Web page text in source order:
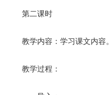
第二课时
教学内容：学习课文内容
教学过程：